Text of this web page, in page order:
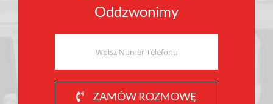
Oddzwonimy
ZAMÓW ROZMOWĘ